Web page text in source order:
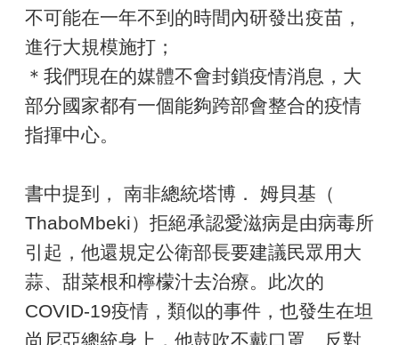
不可能在一年不到的時間內研發出疫苗，
進行大規模施打；
＊我們現在的媒體不會封鎖疫情消息，大
部分國家都有一個能夠跨部會整合的疫情
指揮中心。
書中提到， 南非總統塔博． 姆貝基（
ThaboMbeki）拒絕承認愛滋病是由病毒所
引起，他還規定公衛部長要建議民眾用大
蒜、甜菜根和檸檬汁去治療。此次的
COVID-19疫情，類似的事件，也發生在坦
尚尼亞總統身上，他鼓吹不戴口罩、反對